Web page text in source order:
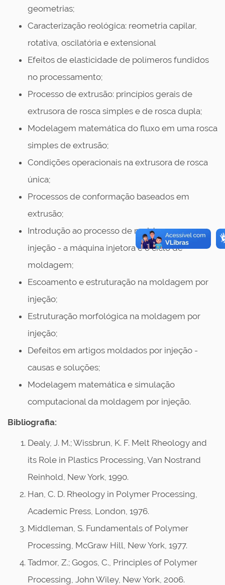
geometrias;
Caracterização reológica: reometria capilar,
rotativa, oscilatória e extensional
Efeitos de elasticidade de polímeros fundidos
no processamento;
Processo de extrusão: princípios gerais de
extrusora de rosca simples e de rosca dupla;
Modelagem matemática do fluxo em uma rosca
simples de extrusão;
Condições operacionais na extrusora de rosca
única;
Processos de conformação baseados em
extrusão;
Introdução ao processo de moldagem por
injeção - a máquina injetora e o ciclo de
moldagem;
Escoamento e estruturação na moldagem por
injeção;
Estruturação morfológica na moldagem por
injeção;
Defeitos em artigos moldados por injeção -
causas e soluções;
Modelagem matemática e simulação
computacional da moldagem por injeção.
Bibliografia:
Dealy, J. M.; Wissbrun, K. F. Melt Rheology and
its Role in Plastics Processing, Van Nostrand
Reinhold, New York, 1990.
Han, C. D. Rheology in Polymer Processing,
Academic Press, London, 1976.
Middleman, S. Fundamentals of Polymer
Processing, McGraw Hill, New York, 1977.
Tadmor, Z.; Gogos, C., Principles of Polymer
Processing, John Wiley, New York, 2006.